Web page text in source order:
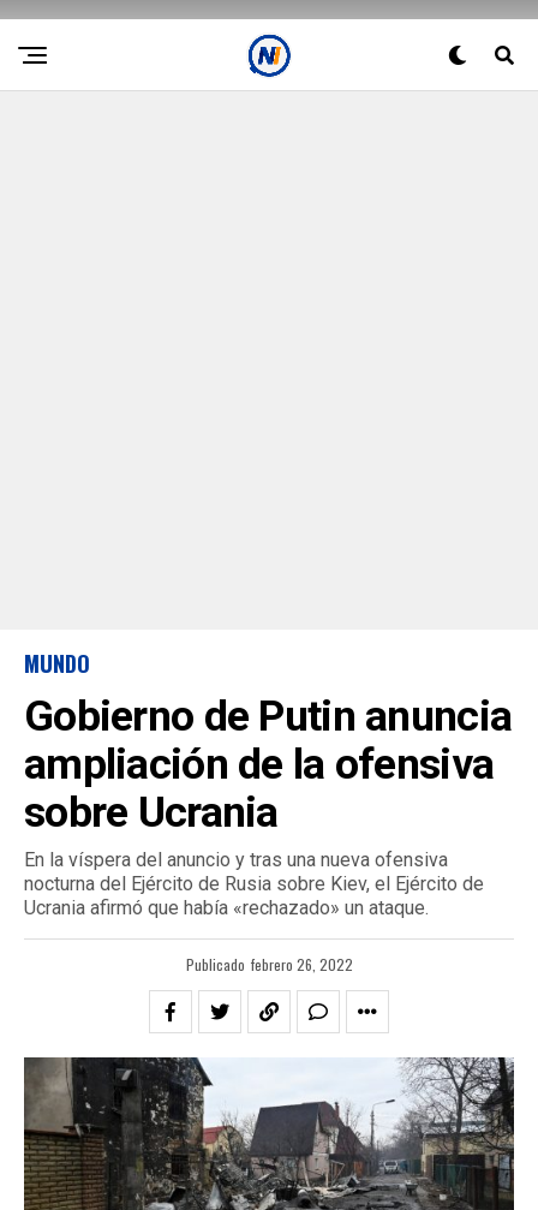
MUNDO
Gobierno de Putin anuncia
ampliación de la ofensiva
sobre Ucrania
En la víspera del anuncio y tras una nueva ofensiva
nocturna del Ejército de Rusia sobre Kiev, el Ejército de
Ucrania afirmó que había «rechazado» un ataque.
Publicado febrero 26, 2022